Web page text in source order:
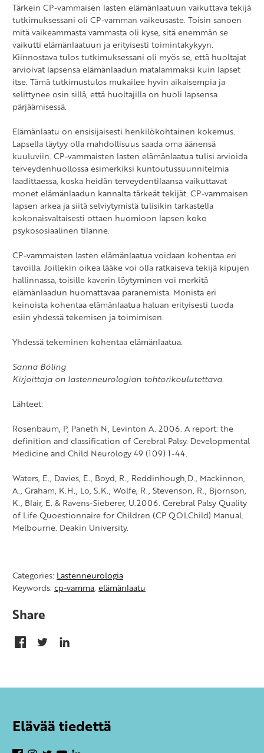
Tärkein CP-vammaisen lasten elämänlaatuun vaikuttava tekijä
tutkimuksessani oli CP-vamman vaikeusaste. Toisin sanoen
mitä vaikeammasta vammasta oli kyse, sitä enemmän se
vaikutti elämänlaatuun ja erityisesti toimintakykyyn.
Kiinnostava tulos tutkimuksessani oli myös se, että huoltajat
arvioivat lapsensa elämänlaadun matalammaksi kuin lapset
itse. Tämä tutkimustulos mukailee hyvin aikaisempia ja
selittynee osin sillä, että huoltajilla on huoli lapsensa
pärjäämisessä.
Elämänlaatu on ensisijaisesti henkilökohtainen kokemus.
Lapsella täytyy olla mahdollisuus saada oma äänensä
kuuluviin. CP-vammaisten lasten elämänlaatua tulisi arvioida
terveydenhuollossa esimerkiksi kuntoutussuunnitelmia
laadittaessa, koska heidän terveydentilaansa vaikuttavat
monet elämänlaadun kannalta tärkeät tekijät. CP-vammaisen
lapsen arkea ja siitä selviytymistä tulisikin tarkastella
kokonaisvaltaisesti ottaen huomioon lapsen koko
psykososiaalinen tilanne.
CP-vammaisten lasten elämänlaatua voidaan kohentaa eri
tavoilla. Joillekin oikea lääke voi olla ratkaiseva tekijä kipujen
hallinnassa, toisille kaverin löytyminen voi merkitä
elämänlaadun huomattavaa paranemista. Monista eri
keinoista kohentaa elämänlaatua haluan erityisesti tuoda
esiin yhdessä tekemisen ja toimimisen.
Yhdessä tekeminen kohentaa elämänlaatua.
Sanna Böling
Kirjoittaja on lastenneurologian tohtorikoulutettava.
Lähteet:
Rosenbaum, P, Paneth N, Levinton A. 2006. A report: the
definition and classification of Cerebral Palsy. Developmental
Medicine and Child Neurology 49 (109) 1-44.
Waters, E., Davies, E., Boyd, R., Reddinhough,D., Mackinnon,
A., Graham, K.H., Lo, S.K., Wolfe, R., Stevenson, R., Bjornson,
K., Blair, E. & Ravens-Sieberer, U.2006. Cerebral Palsy Quality
of Life Quoestionnaire for Children (CP QOLChild) Manual.
Melbourne. Deakin University.
Categories: Lastenneurologia
Keywords: cp-vamma, elämänlaatu
Share
Elävää tiedettä